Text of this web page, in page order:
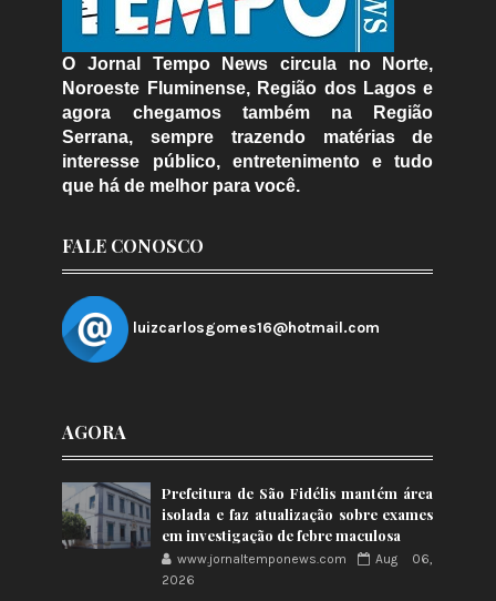
O Jornal Tempo News circula no Norte,
Noroeste Fluminense, Região dos Lagos e
agora chegamos também na Região
Serrana, sempre trazendo matérias de
interesse público, entretenimento e tudo
que há de melhor para você.
FALE CONOSCO
luizcarlosgomes16@hotmail.com
AGORA
Prefeitura de São Fidélis mantém área
isolada e faz atualização sobre exames
em investigação de febre maculosa
www.jornaltemponews.com
Aug 06,
2026